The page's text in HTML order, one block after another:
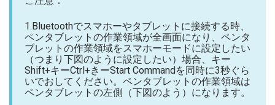
1.Bluetoothでスマホーやタブレットに接続する時、
ペンタブレットの作業領域が全画面になり、ペンタ
ブレットの作業領域をスマホーモードに設定したい
（つまり下図のように設定したい）場合、キー
Shift+キーCtrl+きーStart Commandを同時に3秒ぐら
いでおしてください。ペンタブレットの作業領域は
ペンタブレットの左側（下図のよう）になります。